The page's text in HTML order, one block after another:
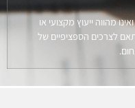
מהווה ייעוץ מקצועי או
לצרכים הספציפיים של